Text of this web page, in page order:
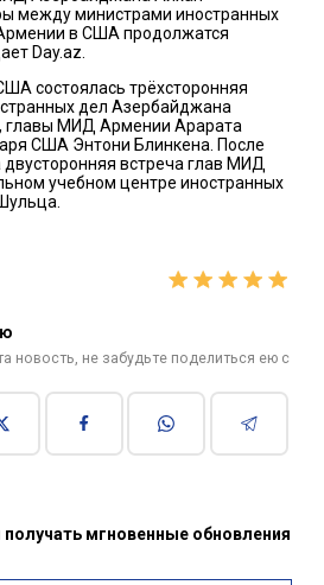
между министрами иностранных
в США продолжатся
Day.az.
состоялась трёхсторонняя
дел Азербайджана
главы МИД Армении Арарата
США Энтони Блинкена. После
встреча глав МИД
учебном центре иностранных
новость, не забудьте поделиться ею с
мгновенные обновления